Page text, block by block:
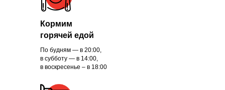
По будням — в 20:00,
в субботу — в 14:00,
в воскресенье – в 18:00
Кормим
горячей едой